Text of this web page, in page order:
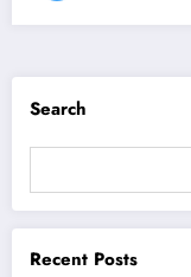
Search
Recent Posts